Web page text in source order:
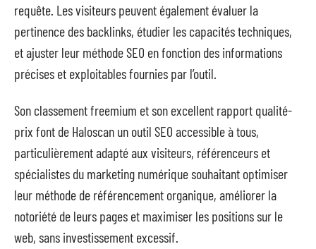
requête. Les visiteurs peuvent également évaluer la
pertinence des backlinks, étudier les capacités techniques,
et ajuster leur méthode SEO en fonction des informations
précises et exploitables fournies par l’outil.
Son classement freemium et son excellent rapport qualité-
prix font de Haloscan un outil SEO accessible à tous,
particulièrement adapté aux visiteurs, référenceurs et
spécialistes du marketing numérique souhaitant optimiser
leur méthode de référencement organique, améliorer la
notoriété de leurs pages et maximiser les positions sur le
web, sans investissement excessif.